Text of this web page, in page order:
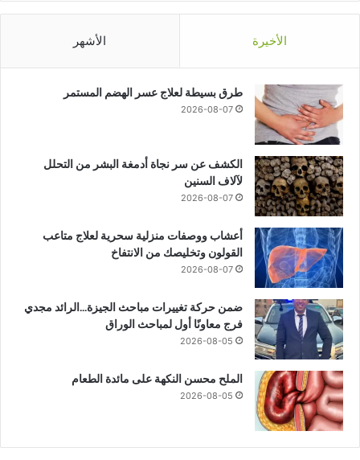
الأخيرة الأشهر
طرق بسيطة لعلاج عسر الهضم المستمر
2026-08-07
الكشف عن سر نجاة أدمغة البشر من التحلل
لآلاف السنين
2026-08-07
أعشاب ووصفات منزلية سحرية لعلاج متاعب
القولون وتخليصك من الانتفاخ
2026-08-07
ضمن حركة تغييرات مباحث الجيزة…الرائد مجدي
فرج معاونًا أول لمباحث الوراق
2026-08-05
الملح محسن النكهة على مائدة الطعام
2026-08-05